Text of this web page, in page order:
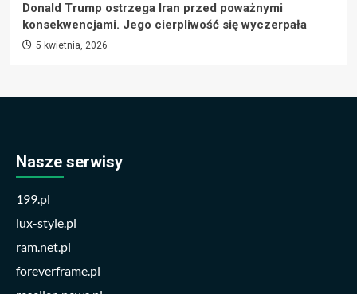
Donald Trump ostrzega Iran przed poważnymi
konsekwencjami. Jego cierpliwość się wyczerpała
5 kwietnia, 2026
Nasze serwisy
199.pl
lux-style.pl
ram.net.pl
foreverframe.pl